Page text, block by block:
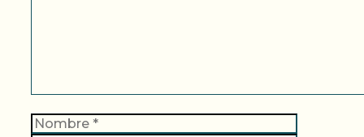
Nombre